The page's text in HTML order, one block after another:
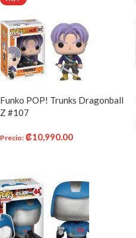
Funko POP! Trunks Dragonball
Z #107
Precio: ₡10,990.00